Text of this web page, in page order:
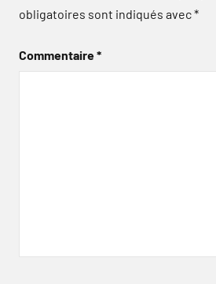
obligatoires sont indiqués avec*
Commentaire*